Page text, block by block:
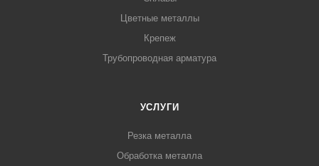
Цветные металлы
Крепеж
Трубопроводная арматура
УСЛУГИ
Резка металла
Обработка металла